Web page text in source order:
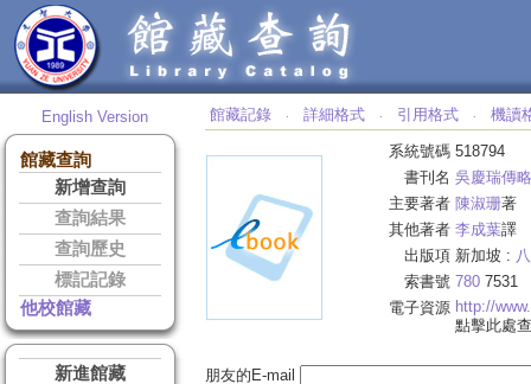
English Version
館藏查詢
新增查詢
查詢結果
查詢歷史
標記記錄
他校館藏
新進館藏
館藏記錄 ‧ 詳細格式 ‧ 引用格式 ‧ 機讀
系統號碼 518794
書刊名 吳慶瑞傳略
主要著者 陳淑珊著
其他著者 李成葉譯
出版項 新加坡 :
索書號 780 7531
電子資源 http://
點擊此處
朋友的E-mail